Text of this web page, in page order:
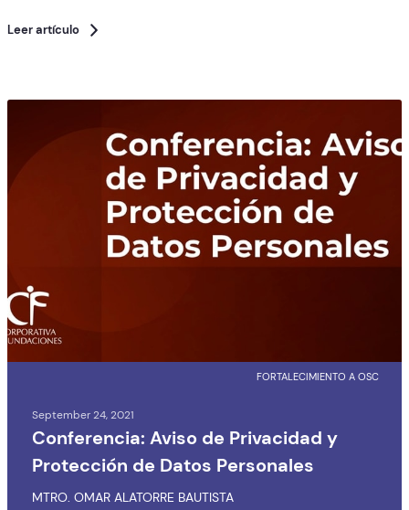
Leer artículo
FORTALECIMIENTO A OSC
September 24, 2021
Conferencia: Aviso de Privacidad y
Protección de Datos Personales
MTRO. OMAR ALATORRE BAUTISTA